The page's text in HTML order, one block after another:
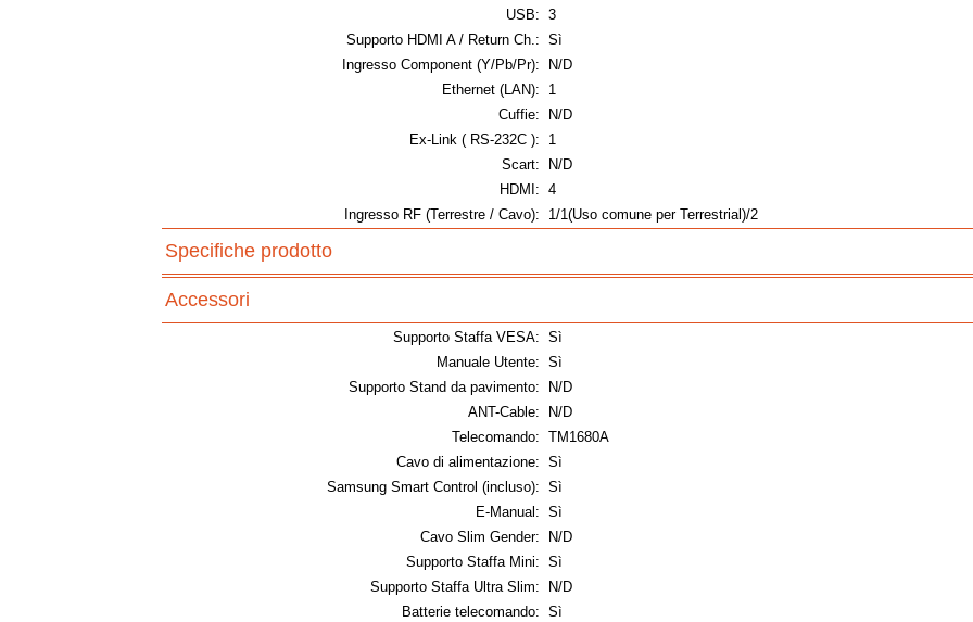
USB: 3
Supporto HDMI A / Return Ch.: Sì
Ingresso Component (Y/Pb/Pr):
N/D
Ethernet (LAN):
1
Cuffie:
N/D
Ex-Link ( RS-232C ):
1
Scart:
N/D
HDMI: 4
Ingresso RF (Terrestre / Cavo):
1/1(Uso comune per Terrestrial)/2
Specifiche prodotto
Accessori
Supporto Staffa VESA: Sì
Manuale Utente: Sì
Supporto Stand da pavimento:
N/D
ANT-Cable:
N/D
Telecomando: TM1680A
Cavo di alimentazione: Sì
Samsung Smart Control (incluso): Sì
E-Manual: Sì
Cavo Slim Gender:
N/D
Supporto Staffa Mini: Sì
Supporto Staffa Ultra Slim:
N/D
Batterie telecomando: Sì